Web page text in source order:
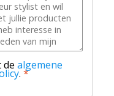
de algemene
. *